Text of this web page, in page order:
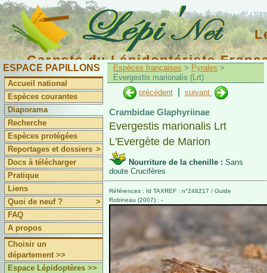
Carnets du Lépidoptériste
ESPACE PAPILLONS
Accueil national
Espèces courantes
Diaporama
Recherche
Espèces protégées
Reportages et dossiers >
Docs à télécharger
Pratique
Liens
Quoi de neuf ?
>
FAQ
A propos
Choisir un
département >>
Espace Lépidoptères >>
Espèces françaises > Pyrales >
Evergestis marionalis (Lrt)
précédent
suivant
Crambidae Glaphyriinae
Evergestis marionalis Lrt
L'Evergète de Marion
Nourriture de la chenille : Sans
doute Crucifères
Références : Id TAXREF : n°248217 / Guide
Robineau (2007) : -